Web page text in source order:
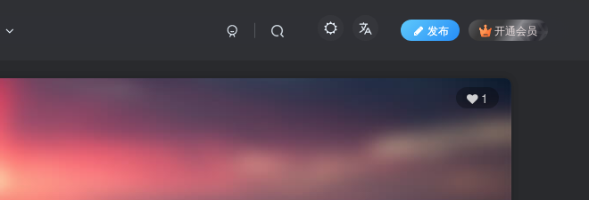
发布 开通会员
1